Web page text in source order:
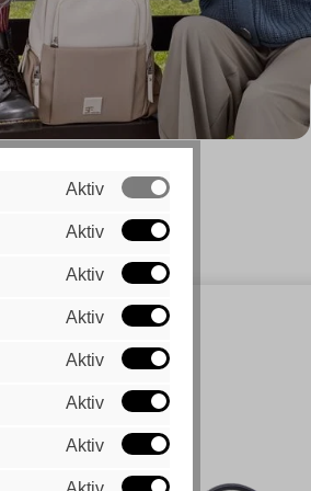
!
Aktiv
Aktiv
Aktiv
Aktiv
Aktiv
Aktiv
Aktiv